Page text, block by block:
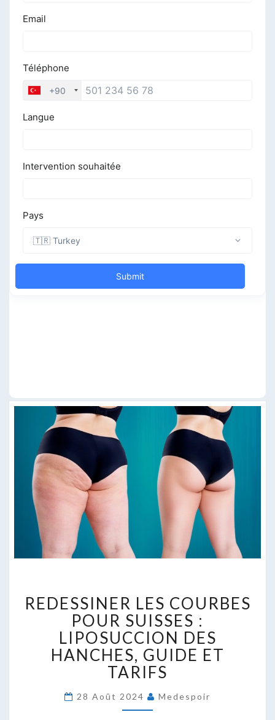
LES
COURBES
POUR
SUISSES
LIPOSUCCION
HANCHES,
GUIDE
REDESSINER LES COURBES
POUR SUISSES :
LIPOSUCCION DES
HANCHES, GUIDE ET
TARIFS
28 Août 2024 Medespoir